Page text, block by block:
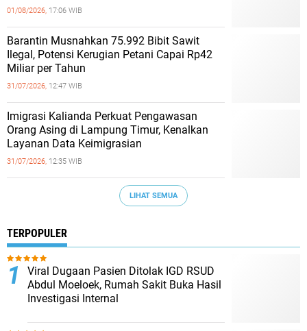
01/08/2026, 17:06 WIB
Barantin Musnahkan 75.992 Bibit Sawit
Ilegal, Potensi Kerugian Petani Capai Rp42
Miliar per Tahun
31/07/2026, 12:47 WIB
Imigrasi Kalianda Perkuat Pengawasan
Orang Asing di Lampung Timur, Kenalkan
Layanan Data Keimigrasian
31/07/2026, 12:35 WIB
LIHAT SEMUA
TERPOPULER
Viral Dugaan Pasien Ditolak IGD RSUD
Abdul Moeloek, Rumah Sakit Buka Hasil
Investigasi Internal